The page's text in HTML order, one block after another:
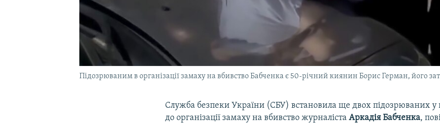
Підозрюваним в організації замаху на вбивство Бабченка є 50-річний киянин Борис Герман, його
Служба безпеки України (СБУ) встановила ще двох підозрюваних у
до організації замаху на вбивство журналістаАркадія Бабченка,